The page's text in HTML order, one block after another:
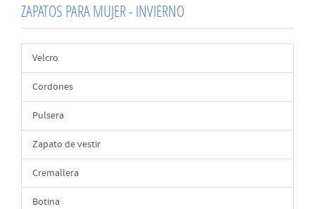
ZAPATOS PARA MUJER - INVIERNO
Velcro
Cordones
Pulsera
Zapato de vestir
Cremallera
Botina